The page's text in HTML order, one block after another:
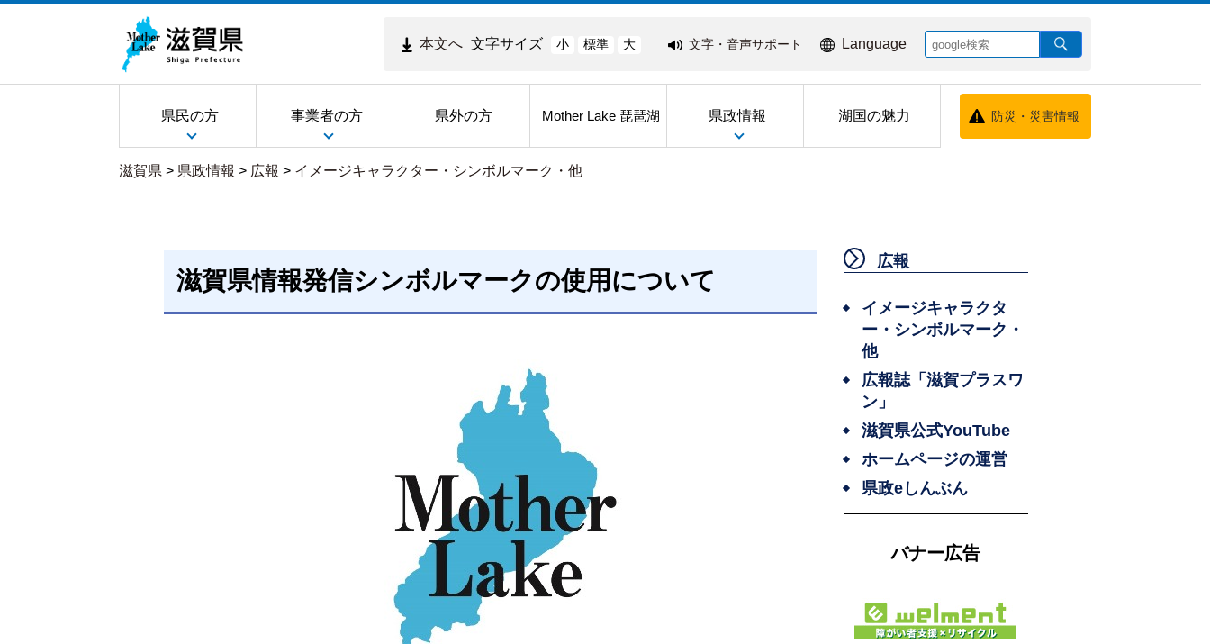
本文へ 文字サイズ 小 標準 大 文字・音声サポート Language
県民の方 事業者の方 県外の方 Mother Lake 琵琶湖 県政情報 湖国の魅力 防災・災害情報
滋賀県 > 県政情報 > 広報 > イメージキャラクター・シンボルマーク・他
滋賀県情報発信シンボルマークの使用について
広報
イメージキャラクタ
ー・シンボルマーク・
他
広報誌「滋賀プラスワ
ン」
滋賀県公式YouTube
ホームページの運営
県政eしんぶん
バナー広告